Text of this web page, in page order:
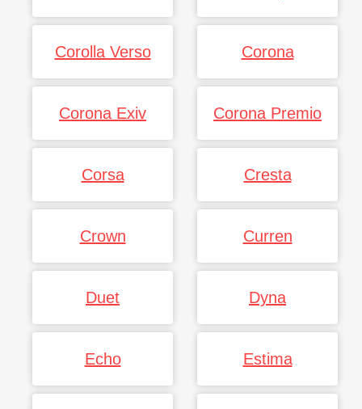
Corolla Verso Corona
Corona Exiv Corona Premio
Corsa Cresta
Crown Curren
Duet Dyna
Echo Estima